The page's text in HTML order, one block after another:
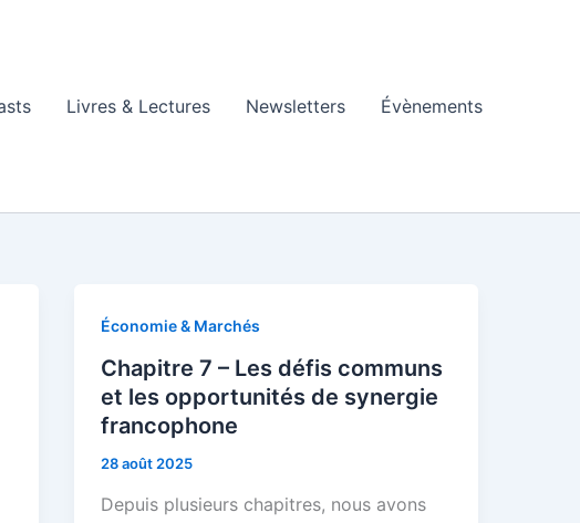
Livres & Lectures Newsletters Évènements
Économie & Marchés
Chapitre 7 – Les défis communs
et les opportunités de synergie
francophone
28 août 2025
Depuis plusieurs chapitres, nous avons